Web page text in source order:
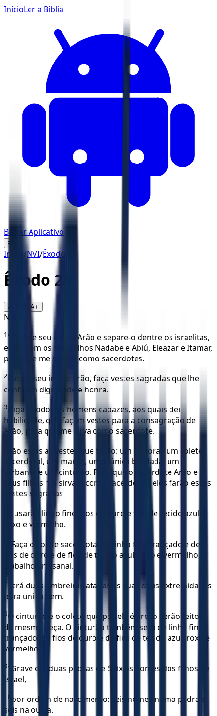
InícioLer a Bíblia
Baixar Aplicativo
☰
Início /NVI/Êxodo
Êxodo 28
A- A+
NVI
1 "Chame seu irmão Arão e separe-o dentre os israelitas,
e também os seus filhos Nadabe e Abiú, Eleazar e Itamar,
para que me sirvam como sacerdotes.
2
Para o seu irmão Arão, faça vestes sagradas que lhe
confiram dignidade e honra.
3
Diga a todos os homens capazes, aos quais dei
habilidade, que façam vestes para a consagração de
Arão, para que me sirva como sacerdote.
São estas as vestes que farão: um peitoral, um colete
sacerdotal, um manto, uma túnica bordada, um
turbante e um cinturão. Para que o sacerdote Arão e
seus filhos me sirvam como sacerdotes, eles farão essas
vestes sagradas
e usarão linho fino, fios de ouro e fios de tecido azul,
roxo e vermelho.
"Faça o colete sacerdotal de linho fino trançado e de
fios de ouro e de fios de tecido azul, roxo e vermelho,
trabalho artesanal.
7Terá duas ombreiras atadas às suas duas extremidades
para uni-lo bem.
8O cinturão e o colete que por ele é preso serão feitos
da mesma peça. O cinturão também será de linho fino
trançado, de fios de ouro e de fios de tecido azul, roxo e
vermelho.
9"Grave em duas pedras de ônix os nomes dos filhos de
Israel,
10 por ordem de nascimento: seis nomes numa pedra e
seis na outra.